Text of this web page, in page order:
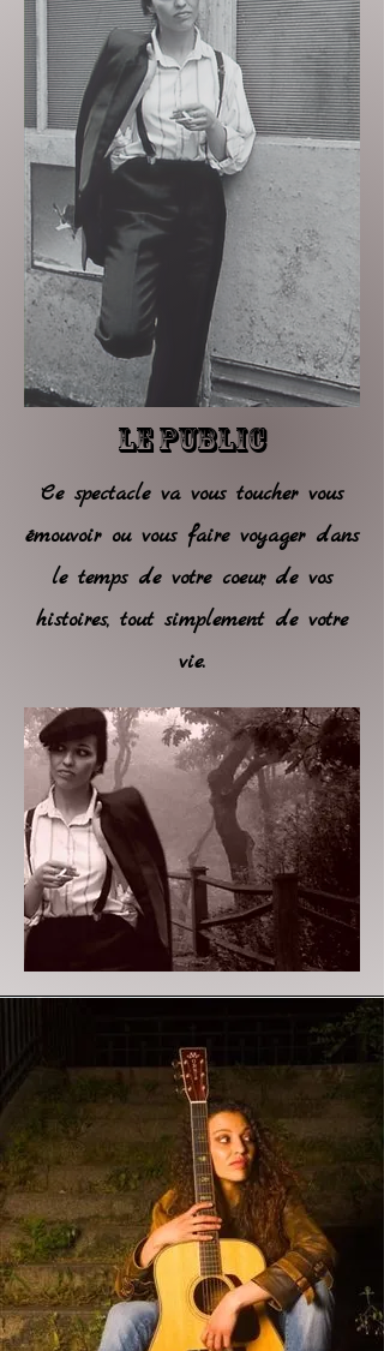
LE PUBLIC
Ce spectacle va vous toucher vous
émouvoir ou vous faire voyager dans
le temps de votre coeur, de vos
histoires, tout simplement de votre
vie.